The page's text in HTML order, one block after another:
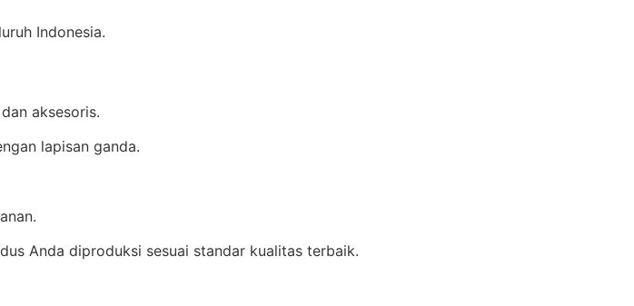
Indonesia.
aksesoris.
lapisan ganda.
Anda diproduksi sesuai standar kualitas terbaik.